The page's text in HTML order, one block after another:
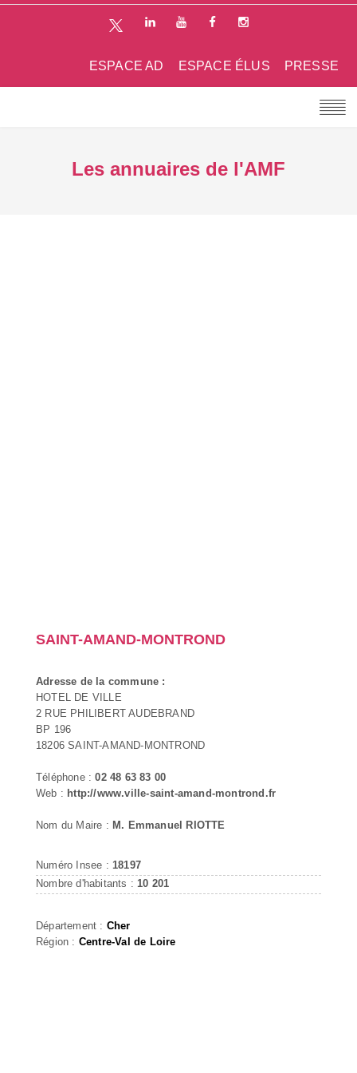
PRESSE
ESPACE ÉLUS
ESPACE AD
Les annuaires de l'AMF
SAINT-AMAND-MONTROND
Adresse de la commune :
HOTEL DE VILLE
2 RUE PHILIBERT AUDEBRAND
BP 196
18206 SAINT-AMAND-MONTROND
Téléphone :02 48 63 83 00
Web : http://www.ville-saint-amand-montrond.fr
Nom du Maire : M. Emmanuel RIOTTE
Numéro Insee : 18197
Nombre d'habitants : 10 201
Département : Cher
Région : Centre-Val de Loire